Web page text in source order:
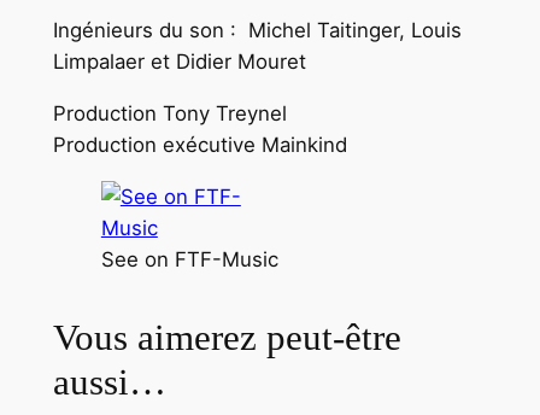
i
n
i
n
s
Ingénieurs du son : Michel Taitinger, Louis
Limpalaer et Didier Mouret
Production Tony Treynel
Production exécutive Mainkind
See on FTF-Music
Vous aimerez peut-être
aussi…